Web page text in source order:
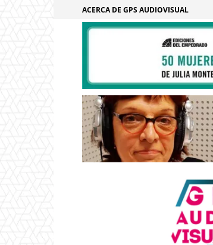
ACERCA DE GPS AUDIOVISUAL